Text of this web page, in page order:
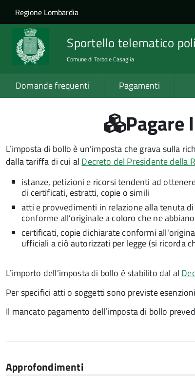
Salta al contenuto principale
Skip to site navigation
Regione Lombardia
Sportello telematico
Comune di Torbole Casaglia
Domande frequenti Pagamenti
L’imposta di bollo è un’imposta che grava sulla
dalla tariffa di cui al Decreto del Presidente della
istanze, petizioni e ricorsi tendenti ad
di certificati, estratti, copie o simili
atti e provvedimenti in relazione alla tenuta
conforme all’originale a coloro che ne
certificati, copie dichiarate conformi
ufficiali a ciò autorizzati per legge (si ricorda
L’importo dell’imposta di bollo è stabilito dal al
Per specifici atti o soggetti sono previste
Il mancato pagamento dell’imposta di bollo
Approfondimenti